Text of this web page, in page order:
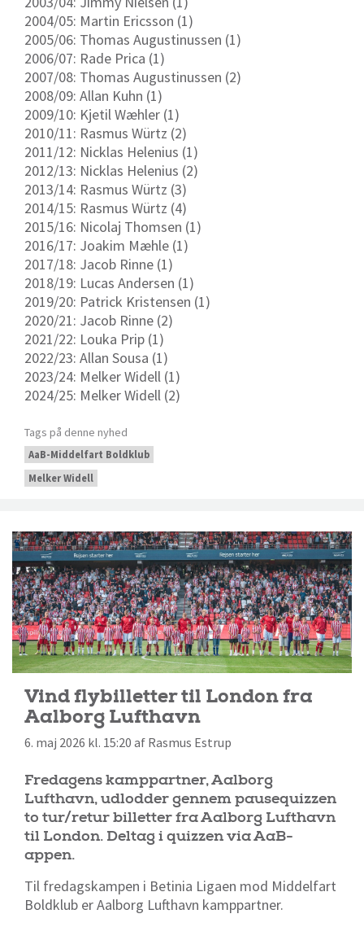
2004/05: Martin Ericsson (1)
2005/06: Thomas Augustinussen (1)
2006/07: Rade Prica (1)
2007/08: Thomas Augustinussen (2)
2008/09: Allan Kuhn (1)
2009/10: Kjetil Wæhler (1)
2010/11: Rasmus Würtz (2)
2011/12: Nicklas Helenius (1)
2012/13: Nicklas Helenius (2)
2013/14: Rasmus Würtz (3)
2014/15: Rasmus Würtz (4)
2015/16: Nicolaj Thomsen (1)
2016/17: Joakim Mæhle (1)
2017/18: Jacob Rinne (1)
2018/19: Lucas Andersen (1)
2019/20: Patrick Kristensen (1)
2020/21: Jacob Rinne (2)
2021/22: Louka Prip (1)
2022/23: Allan Sousa (1)
2023/24: Melker Widell (1)
2024/25: Melker Widell (2)
Tags på denne nyhed
AaB-Middelfart Boldklub
Melker Widell
Vind flybilletter til London fra
Aalborg Lufthavn
6. maj 2026 kl. 15:20 af Rasmus Estrup
Fredagens kamppartner, Aalborg
Lufthavn, udlodder gennem pausequizzen
to tur/retur billetter fra Aalborg Lufthavn
til London. Deltag i quizzen via AaB-
appen.
Til fredagskampen i Betinia Ligaen mod Middelfart
Boldklub er Aalborg Lufthavn kamppartner.